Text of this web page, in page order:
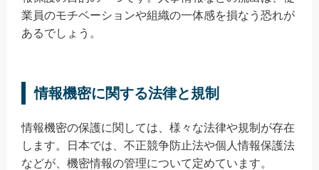
業員のモチベーションや組織の一体感を損なう恐れが
あるでしょう。
情報機密に関する法律と規制
情報機密の保護に関しては、様々な法律や規制が存在
します。日本では、不正競争防止法や個人情報保護法
などが、機密情報の管理について定めています。